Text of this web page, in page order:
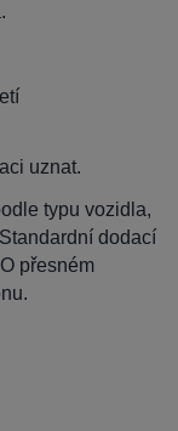
uznat.
typu vozidla,
dodací
přesném